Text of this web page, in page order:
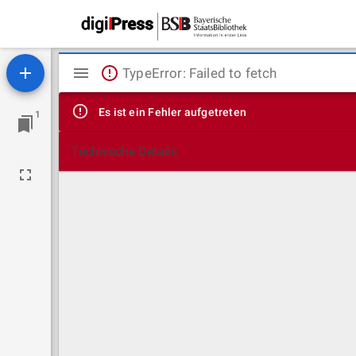
1
Mirador
Viewer
TypeError: Failed to fetch
Es ist ein Fehler aufgetreten
Technische Details